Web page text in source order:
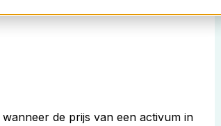
wanneer de prijs van een activum in